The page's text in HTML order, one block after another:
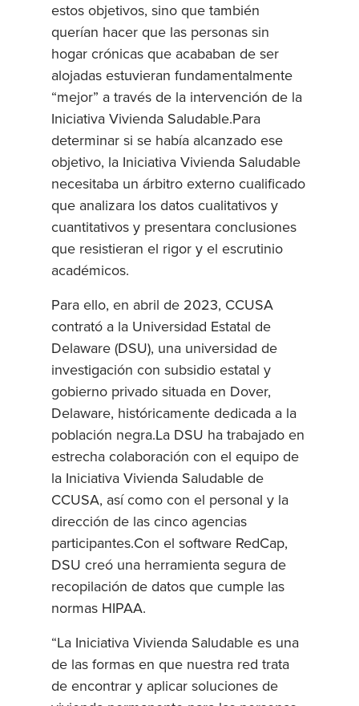
estos objetivos, sino que también
querían hacer que las personas sin
hogar crónicas que acababan de ser
alojadas estuvieran fundamentalmente
“mejor” a través de la intervención de la
Iniciativa Vivienda Saludable.Para
determinar si se había alcanzado ese
objetivo, la Iniciativa Vivienda Saludable
necesitaba un árbitro externo cualificado
que analizara los datos cualitativos y
cuantitativos y presentara conclusiones
que resistieran el rigor y el escrutinio
académicos.
Para ello, en abril de 2023, CCUSA
contrató a la Universidad Estatal de
Delaware (DSU), una universidad de
investigación con subsidio estatal y
gobierno privado situada en Dover,
Delaware, históricamente dedicada a la
población negra.La DSU ha trabajado en
estrecha colaboración con el equipo de
la Iniciativa Vivienda Saludable de
CCUSA, así como con el personal y la
dirección de las cinco agencias
participantes.Con el software RedCap,
DSU creó una herramienta segura de
recopilación de datos que cumple las
normas HIPAA.
“La Iniciativa Vivienda Saludable es una
de las formas en que nuestra red trata
de encontrar y aplicar soluciones de